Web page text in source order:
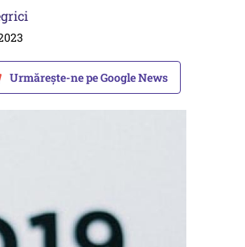
Urmărește-ne pe Google News